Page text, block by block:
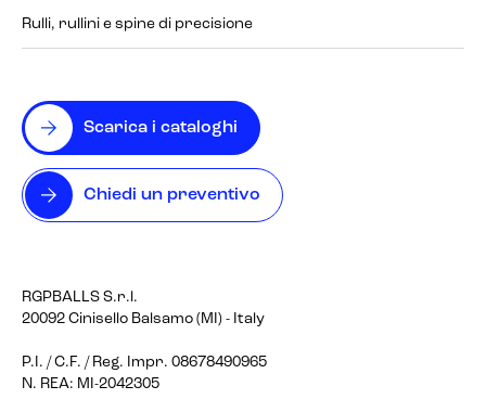
Scarica i cataloghi
Chiedi un preventivo
RGPBALLS S.r.l.
20092 Cinisello Balsamo (MI) - Italy
P.I. / C.F. / Reg. Impr. 08678490965
N. REA: MI-2042305
Rulli, rullini e spine di precisione